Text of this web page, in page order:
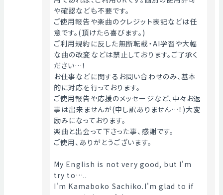
や確認なども不要です。
ご使用報告や楽曲のクレジット表記などは任
意です。(頂けたら喜びます。)
ご利用規約に反した無断転載・AI学習や大幅
な曲の改変などは禁止しております。ご了承く
ださい…！
お仕事などに関するお問い合わせのみ、基本
的に対応を行っております。
ご使用報告や応援のメッセージなど、中々お返
事は出来ませんが(申し訳ありません…！)大変
励みになっております。
楽曲と出会って下さった事、感謝です。
ご使用、ありがとうございます。
My English is not very good, but I'm
try to…..
I'm Kamaboko Sachiko.I'm glad to if